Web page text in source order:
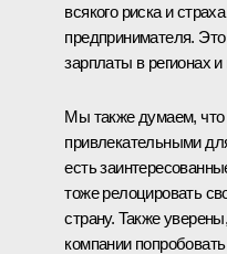
всякого риска и
предпринимателя.
зарплаты в регионах
Мы также думаем, что
привлекательными
есть
тоже релоцировать
страну. Также
компании